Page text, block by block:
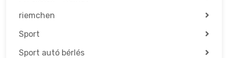
riemchen
Sport
Sport autó bérlés